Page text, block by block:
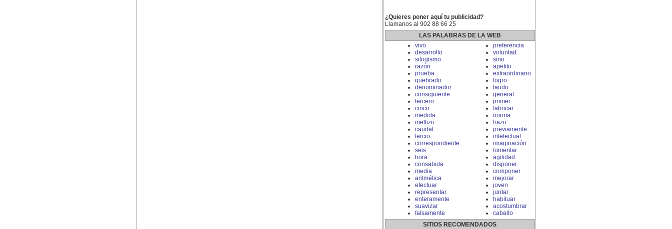
¿Quieres poner aquí tu publicidad?
Llamanos al 902 88 66 25
LAS PALABRAS DE LA WEB
vivo
desarrollo
silogismo
razón
prueba
quebrado
denominador
consiguiente
tercero
cinco
medida
mellizo
caudal
tercio
correspondiente
seis
hora
consabida
media
aritmética
efectuar
representar
enteramente
suavizar
falsamente
preferencia
voluntad
sino
apetito
extraordinario
logro
laudo
general
primer
fabricar
norma
trazo
previamente
intelectual
imaginación
fomentar
agilidad
disponer
componer
mejorar
joven
juntar
habituar
acostumbrar
caballo
SITIOS RECOMENDADOS